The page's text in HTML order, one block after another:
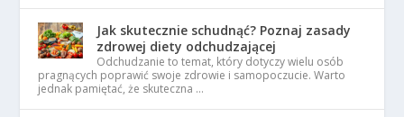
Jak skutecznie schudnąć? Poznaj zasady
zdrowej diety odchudzającej
Odchudzanie to temat, który dotyczy wielu osób
pragnących poprawić swoje zdrowie i samopoczucie. Warto
jednak pamiętać, że skuteczna …